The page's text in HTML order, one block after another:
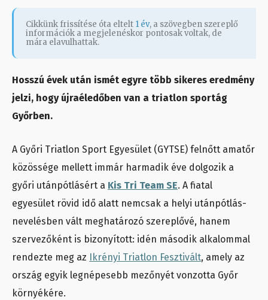
Cikkünk frissítése óta eltelt 1 év, a szövegben szereplő
információk a megjelenéskor pontosak voltak, de
mára elavulhattak.
Hosszú évek után ismét egyre több sikeres eredmény
jelzi, hogy újraéledőben van a triatlon sportág
Győrben.
A Győri Triatlon Sport Egyesület (GYTSE) felnőtt amatőr
közössége mellett immár harmadik éve dolgozik a
győri utánpótlásért a Kis Tri Team SE. A fiatal
egyesület rövid idő alatt nemcsak a helyi utánpótlás-
nevelésben vált meghatározó szereplővé, hanem
szervezőként is bizonyított: idén második alkalommal
rendezte meg az
Ikrényi Triatlon Fesztivált, amely az
ország egyik legnépesebb mezőnyét vonzotta Győr
környékére.